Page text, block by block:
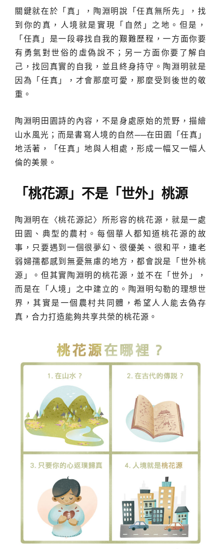
關鍵就在於「真」，陶淵明說「任真無所先」，找
到你的真，人境就是實現「自然」之地。但是，
「任真」是一段尋找自我的艱難歷程，一方面你要
有勇氣對世俗的虛偽說不；另一方面你要了解自
己，找回真實的自我，並且終身持守。陶淵明就是
因為「任真」，才會那麼可愛，那麼受到後世的敬
重。
陶淵明田園詩的內容，不是身處原始的荒野，描繪
山水風光；而是書寫人境的自然──在田園「任真」
地活著，「任真」地與人相處，形成一幅又一幅人
倫的美景。
「桃花源」不是「世外」桃源
陶淵明在〈桃花源記〉所形容的桃花源，就是一處
田園、典型的農村。每個華人都知道桃花源的故
事，只要遇到一個很夢幻、很優美、很和平，連老
弱婦孺都感到無憂無慮的地方，都會說是「世外桃
源」。但其實陶淵明的桃花源，並不在「世外」，
而是在「人境」之中建立的。陶淵明勾勒的理想世
界，其實是一個農村共同體，希望人人能去偽存
真，合力打造能夠共享共榮的桃花源。